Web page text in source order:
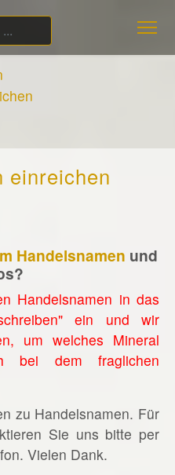
einreichen
Handelsnamen und
Handelsnamen in das
ein und wir
um welches Mineral
bei dem fraglichen
zu Handelsnamen. Für
Sie uns bitte per
Vielen Dank.